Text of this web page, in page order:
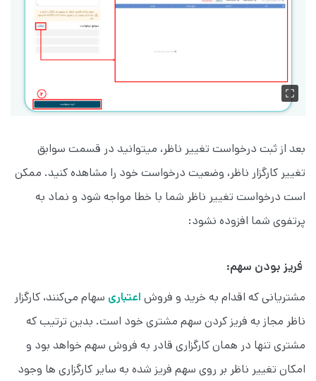
بعد از ثبت درخواست تغییر ناظر، می‎توانید در قسمت سوابق
تغییر کارگزار ناظر، وضعیت درخواست خود را مشاهده کنید. ممکن
است درخواست تغییر ناظر شما با خطا مواجه شود و نماد به
پرتفوی شما افزوده نشود:
فریز بودن سهم:
مشتریانی که اقدام به خرید و فروش اعتباری سهام می‌کنند، کارگزار
ناظر مجاز به فریز کردن سهم مشتری خود است. بدین ترتیب که
مشتری تنها در همان کارگزاری قادر به فروش سهم خواهد بود و
امکان تغییر ناظر بر روی سهم فریز شده به سایر کارگزاری ها وجود